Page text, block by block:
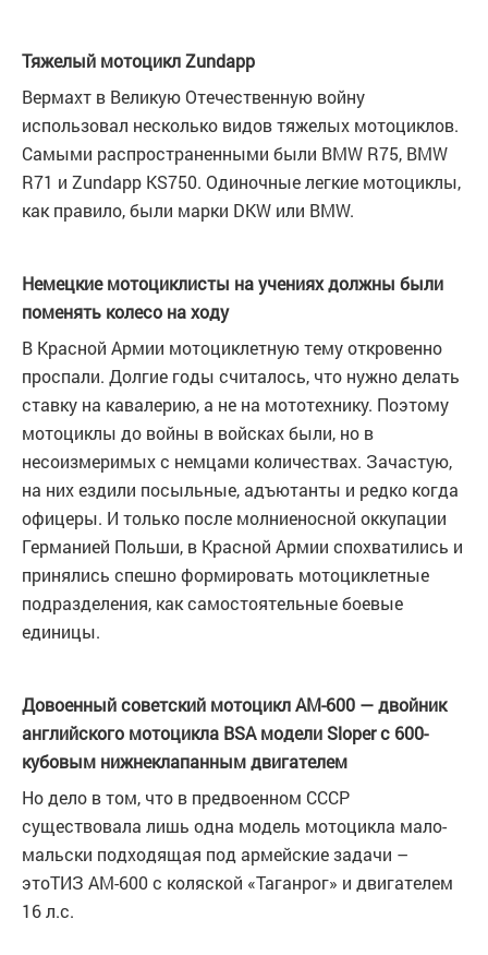
Тяжелый мотоцикл Zundapp
Вермахт в Великую Отечественную войну
использовал несколько видов тяжелых мотоциклов.
Самыми распространенными были ВМW R75, BMW
R71 и Zundapp КS750. Одиночные легкие мотоциклы,
как правило, были марки DKW или BMW.
Немецкие мотоциклисты на учениях должны были
поменять колесо на ходу
В Красной Армии мотоциклетную тему откровенно
проспали. Долгие годы считалось, что нужно делать
ставку на кавалерию, а не на мототехнику. Поэтому
мотоциклы до войны в войсках были, но в
несоизмеримых с немцами количествах. Зачастую,
на них ездили посыльные, адъютанты и редко когда
офицеры. И только после молниеносной оккупации
Германией Польши, в Красной Армии спохватились и
принялись спешно формировать мотоциклетные
подразделения, как самостоятельные боевые
единицы.
Довоенный советский мотоцикл АМ-600 — двойник
английского мотоцикла BSA модели Sloper с 600-
кубовым нижнеклапанным двигателем
Но дело в том, что в предвоенном СССР
существовала лишь одна модель мотоцикла мало-
мальски подходящая под армейские задачи –
этоТИЗ АМ-600 с коляской «Таганрог» и двигателем
16 л.с.